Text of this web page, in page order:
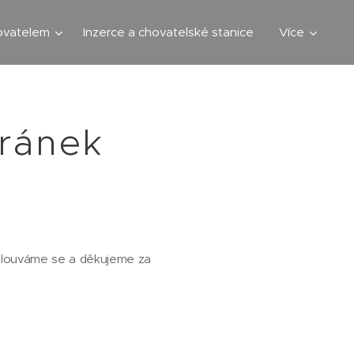
Inzerce a chovatelské stanice Více
se a děkujeme za